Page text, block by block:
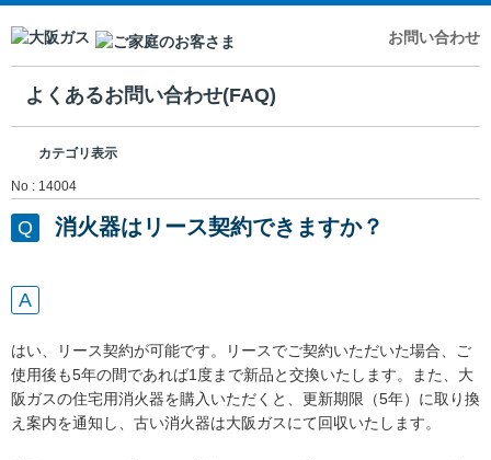
お問い合わせ
よくあるお問い合わせ(FAQ)
カテゴリ表示
No : 14004
消火器はリース契約できますか？
はい、リース契約が可能です。リースでご契約いただいた場合、ご
使用後も5年の間であれば1度まで新品と交換いたします。また、大
阪ガスの住宅用消火器を購入いただくと、更新期限（5年）に取り換
え案内を通知し、古い消火器は大阪ガスにて回収いたします。